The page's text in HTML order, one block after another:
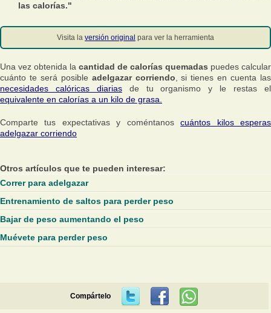
las calorías."
Visita la versión original para ver la herramienta
Una vez obtenida la cantidad de calorías quemadas puedes calcular
cuánto te será posible adelgazar corriendo , si tienes en cuenta las
necesidades calóricas diariasde tu organismo y le restas el
equivalente en calorías a un kilo de grasa.
Comparte tus expectativas y coméntanoscuántos kilos esperas
adelgazar corriendo
Otros artículos que te pueden interesar:
Correr para adelgazar
Entrenamiento de saltos para perder peso
Bajar de peso aumentando el peso
Muévete para perder peso
Compártelo